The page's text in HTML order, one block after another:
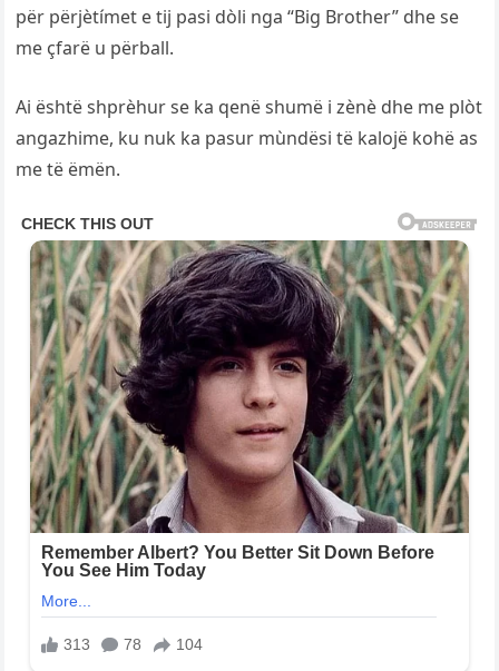
për përjètímet e tij pasi dòli nga “Big Brother” dhe se
me çfarë u përball.
Ai është shprèhur se ka qenë shumë i zènè dhe me plòt
angazhime, ku nuk ka pasur mùndësi të kalojë kohë as
me të ëmën.